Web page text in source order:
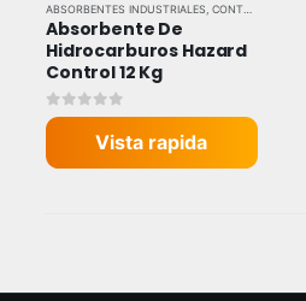
ABSORBENTES INDUSTRIALES CONTROL DE DERRAMES
Absorbente De
Hidrocarburos Hazard
Control 12 Kg
0out of 5
Vista rapida